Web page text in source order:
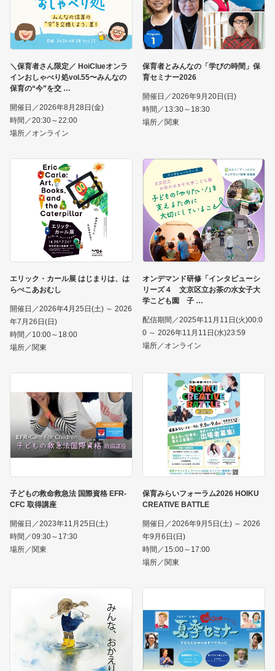
＼保育者さん限定／ HoiClueオンラ
インおしゃべり処vol.55〜みんなの
保育の“今”を交
開催日／2026年8月28日(金)
時間／20:30～22:00
場所／オンライン
保育者とみんなの「学びの時間」保
育セミナー2026
開催日／2026年9月20日(日)
時間／13:30～18:30
場所／関東
エリック・カール展 はじまりは、は
らぺこあおむし
開催日／2026年4月25日(土) ～ 2026
年7月26日(日)
時間／10:00～18:00
場所／関東
オンデマンド研修「インタビューシ
リーズ４ 文京区立お茶の水女子大
学こども園 子
配信期間／2025年11月11日(火)00:0
0 ～ 2026年11月11日(水)23:59
場所／オンライン
子どもの救命救急法 国際資格 EFR-
CFC 取得講座
開催日／2023年11月25日(土)
時間／09:30～17:30
場所／関東
保育みらいフォーラム2026 HOIKU
CREATIVE BATTLE
開催日／2026年9月5日(土) ～ 2026
年9月6日(日)
時間／15:00～17:00
場所／関東